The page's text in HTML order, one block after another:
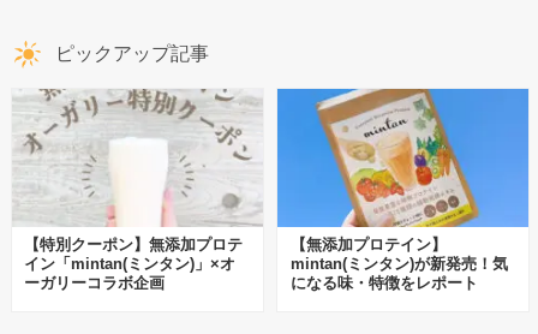
ピックアップ記事
【特別クーポン】無添加プロテ
イン「mintan(ミンタン)」×オ
ーガリーコラボ企画
【無添加プロテイン】
mintan(ミンタン)が新発売！気
になる味・特徴をレポート